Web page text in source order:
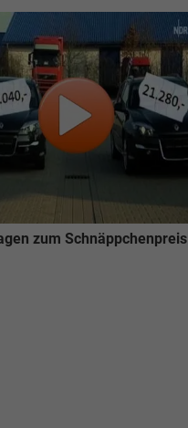
zum Schnäppchenpreis